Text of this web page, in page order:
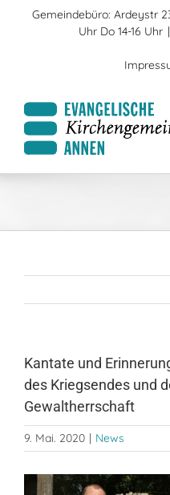
Gemeindebüro: Ardeystr
Uhr Do 14-16 Uhr |
Kantate und
des Kriegsendes und
Gewaltherrschaft
9. Mai. 2020 | News
Zeige